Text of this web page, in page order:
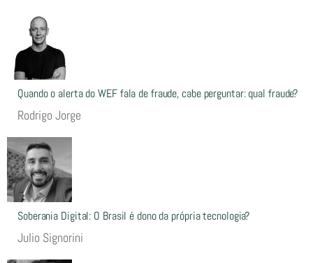
Quando o alerta do WEF fala de fraude, cabe perguntar: qual fraude?
Rodrigo Jorge
Soberania Digital: O Brasil é dono da própria tecnologia?
Julio Signorini